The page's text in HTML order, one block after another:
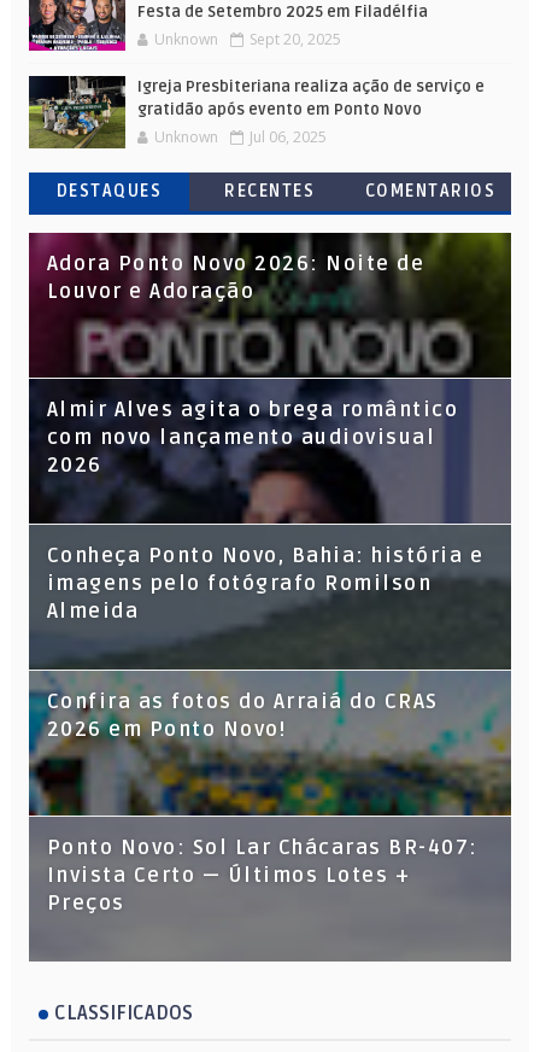
Festa de Setembro 2025 em Filadélfia
Unknown Sept 20, 2025
Igreja Presbiteriana realiza ação de serviço e
gratidão após evento em Ponto Novo
Unknown Jul 06, 2025
DESTAQUES RECENTES COMENTARIOS
Adora Ponto Novo 2026: Noite de
Louvor e Adoração
Almir Alves agita o brega romântico
com novo lançamento audiovisual
2026
Conheça Ponto Novo, Bahia: história e
imagens pelo fotógrafo Romilson
Almeida
Confira as fotos do Arraiá do CRAS
2026 em Ponto Novo!
Ponto Novo: Sol Lar Chácaras BR-407:
Invista Certo — Últimos Lotes +
Preços
CLASSIFICADOS